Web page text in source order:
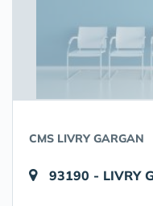
CMS LIVRY GARGAN
93190 - LIVRY